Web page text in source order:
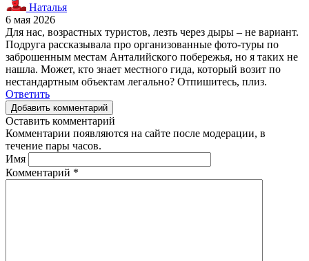
Наталья
6 мая 2026
Для нас, возрастных туристов, лезть через дыры – не вариант.
Подруга рассказывала про организованные фото-туры по
заброшенным местам Анталийского побережья, но я таких не
нашла. Может, кто знает местного гида, который возит по
нестандартным объектам легально? Отпишитесь, плиз.
Ответить
Добавить комментарий
Оставить комментарий
Комментарии появляются на сайте после модерации, в
течение пары часов.
Имя
Комментарий *